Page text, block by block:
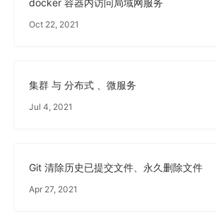
docker 容器内访问局域网服务
Oct 22, 2021
集群 与 分布式 、微服务
Jul 4, 2021
Git 清除历史已提交文件、永久删除文件
Apr 27, 2021